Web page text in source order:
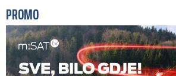
PROMO